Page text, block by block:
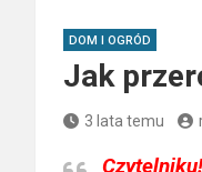
DOM I OGRÓD
Jak
3 lata temu
Czytelniku!